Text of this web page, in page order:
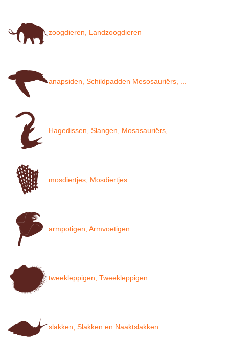
zoogdieren, Landzoogdieren
anapsiden, Schildpadden Mesosauriërs, ...
Hagedissen, Slangen, Mosasauriërs, ...
mosdiertjes, Mosdiertjes
armpotigen, Armvoetigen
tweekleppigen, Tweekleppigen
slakken, Slakken en Naaktslakken